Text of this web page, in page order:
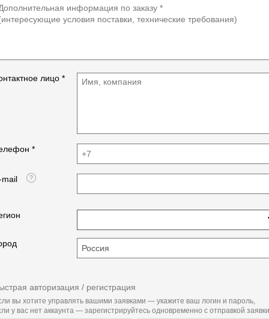
лицо *
*
mail
авторизация / регистрация
вы хотите управлять вашими заявками — укажите ваш логин и пароль,
у вас нет аккаунта — зарегистрируйтесь одновременно с отправкой